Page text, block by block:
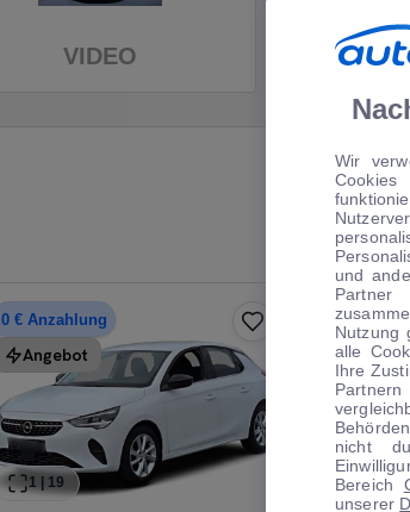
VIDEO
0 € Anzahlung
Angebot
1 19 1|13
Wir
und
Partner
Nutzung
alle
Ihre
nicht
Bereich
unserer